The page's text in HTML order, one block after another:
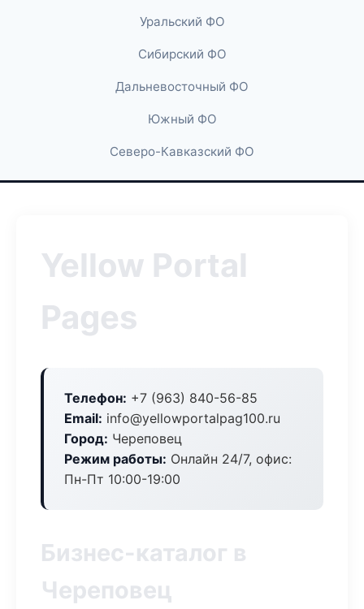
Уральский ФО
Сибирский ФО
Дальневосточный ФО
Южный ФО
Северо-Кавказский ФО
Yellow Portal
Pages
Телефон: +7 (963) 840-56-85
Email: info@yellowportalpag100.ru
Город: Череповец
Режим работы: Онлайн 24/7, офис:
Пн-Пт 10:00-19:00
Бизнес-каталог в
Череповец